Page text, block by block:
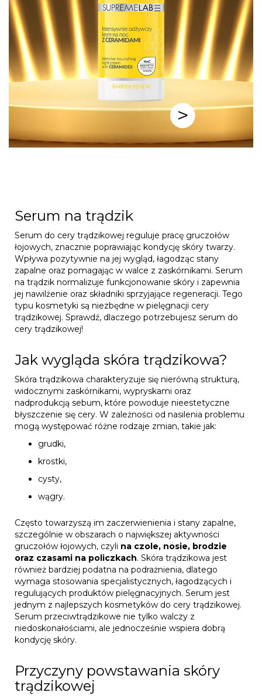
Serum na trądzik
Serum do cery trądzikowej reguluje pracę gruczołów
łojowych, znacznie poprawiając kondycję skóry twarzy.
Wpływa pozytywnie na jej wygląd, łagodząc stany
zapalne oraz pomagając w walce z zaskórnikami. Serum
na trądzik normalizuje funkcjonowanie skóry i zapewnia
jej nawilżenie oraz składniki sprzyjające regeneracji. Tego
typu kosmetyki są niezbędne w pielęgnacji cery
trądzikowej. Sprawdź, dlaczego potrzebujesz serum do
cery trądzikowej!
Jak wygląda skóra trądzikowa?
Skóra trądzikowa charakteryzuje się nierówną strukturą,
widocznymi zaskórnikami, wypryskami oraz
nadprodukcją sebum, które powoduje nieestetyczne
błyszczenie się cery. W zależności od nasilenia problemu
mogą występować różne rodzaje zmian, takie jak:
grudki,
krostki,
cysty,
wągry.
Często towarzyszą im zaczerwienienia i stany zapalne,
szczególnie w obszarach o największej aktywności
gruczołów łojowych, czyli na czole, nosie, brodzie
oraz czasami na policzkach. Skóra trądzikowa jest
również bardziej podatna na podrażnienia, dlatego
wymaga stosowania specjalistycznych, łagodzących i
regulujących produktów pielęgnacyjnych. Serum jest
jednym z najlepszych kosmetyków do cery trądzikowej.
Serum przeciwtrądzikowe nie tylko walczy z
niedoskonałościami, ale jednocześnie wspiera dobrą
kondycję skóry.
Przyczyny powstawania skóry
trądzikowej